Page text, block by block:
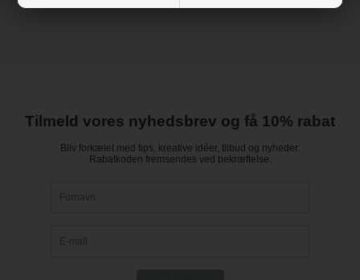
Tilmeld vores nyhedsbrev og få 10% rabat
Bliv forkælet med tips, kreative idéer, tilbud og nyheder.
Rabatkoden fremsendes ved bekræftelse.